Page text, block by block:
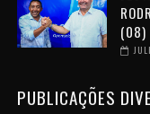
(08)
PUBLICAÇÕES